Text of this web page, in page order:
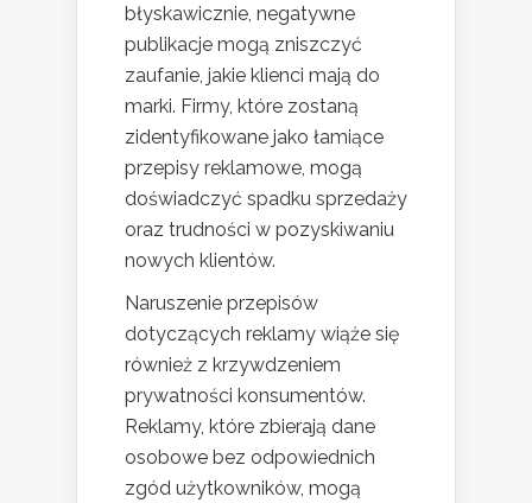
błyskawicznie, negatywne
publikacje mogą zniszczyć
zaufanie, jakie klienci mają do
marki. Firmy, które zostaną
zidentyfikowane jako łamiące
przepisy reklamowe, mogą
doświadczyć spadku sprzedaży
oraz trudności w pozyskiwaniu
nowych klientów.
Naruszenie przepisów
dotyczących reklamy wiąże się
również z krzywdzeniem
prywatności konsumentów.
Reklamy, które zbierają dane
osobowe bez odpowiednich
zgód użytkowników, mogą